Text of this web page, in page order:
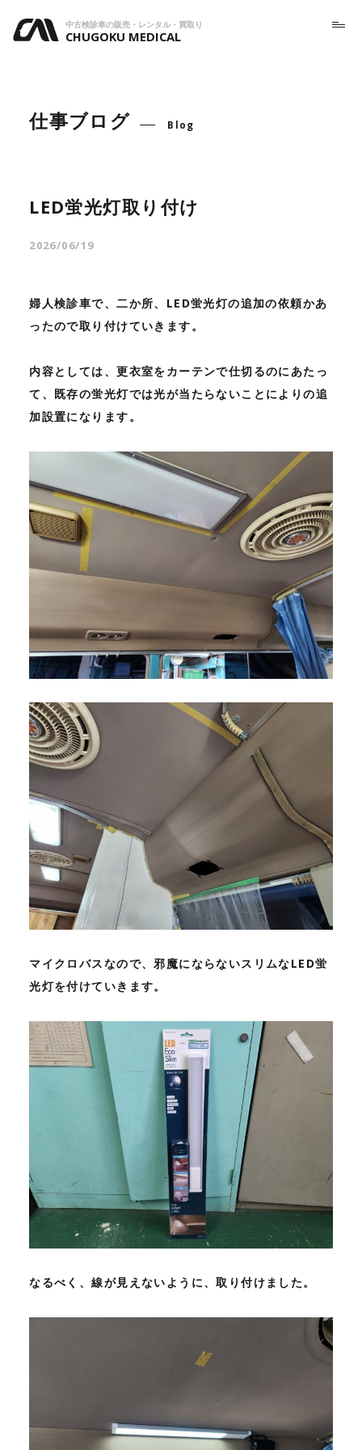
中古検診車の販売・レンタル・買取り
CHUGOKU MEDICAL
仕事ブログ Blog
LED蛍光灯取り付け
2026/06/19
婦人検診車で、二か所、LED蛍光灯の追加の依頼かあ
ったので取り付けていきます。
内容としては、更衣室をカーテンで仕切るのにあたっ
て、既存の蛍光灯では光が当たらないことによりの追
加設置になります。
マイクロバスなので、邪魔にならないスリムなLED蛍
光灯を付けていきます。
なるべく、線が見えないように、取り付けました。